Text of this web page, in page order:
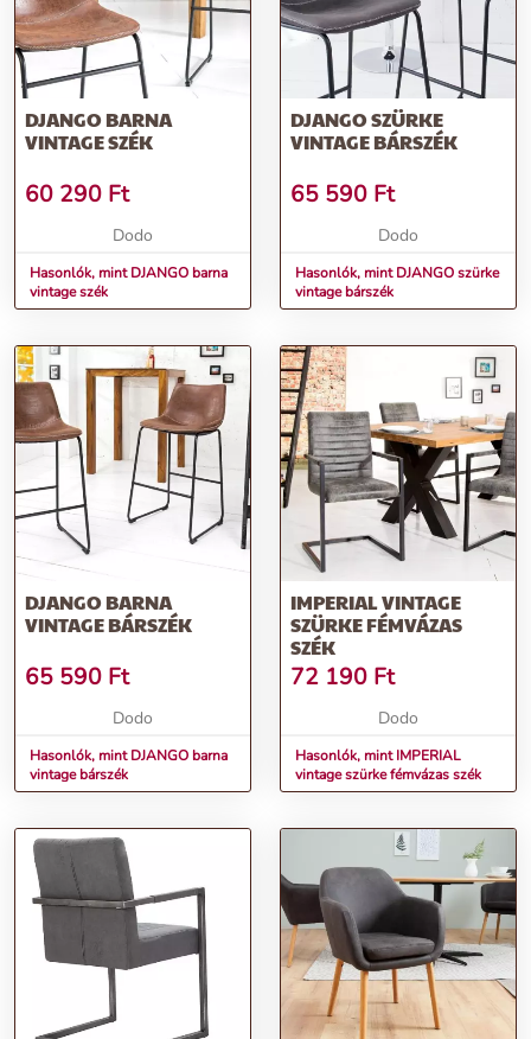
DJANGO BARNA
VINTAGE SZÉK
60 290 Ft
Dodo
Hasonlók, mint DJANGO barna
vintage szék
DJANGO SZÜRKE
VINTAGE BÁRSZÉK
65 590 Ft
Dodo
Hasonlók, mint DJANGO szürke
vintage bárszék
DJANGO BARNA
VINTAGE BÁRSZÉK
65 590 Ft
Dodo
Hasonlók, mint DJANGO barna
vintage bárszék
IMPERIAL VINTAGE
SZÜRKE FÉMVÁZAS
SZÉK
72 190 Ft
Dodo
Hasonlók, mint IMPERIAL
vintage szürke fémvázas szék